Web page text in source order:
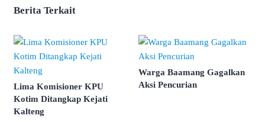
Berita Terkait
Lima Komisioner KPU
Kotim Ditangkap Kejati
Kalteng
Warga Baamang Gagalkan
Aksi Pencurian